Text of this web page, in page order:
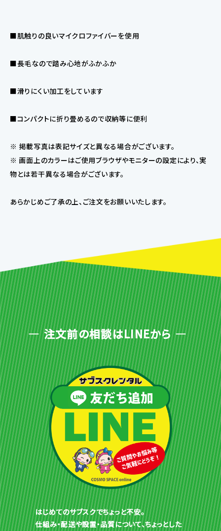
■肌触りの良いマイクロファイバーを使用
■長毛なので踏み心地がふかふか
■滑りにくい加工をしています
■コンパクトに折り畳めるので収納等に便利
※ 掲載写真は表記サイズと異なる場合がございます。
※ 画面上のカラーはご使用ブラウザやモニターの設定により、実
物とは若干異なる場合がございます。
あらかじめご了承の上、ご注文をお願いいたします。
注文前の相談はLINEから
はじめてのサブスクでちょっと不安。
仕組み・配送や設置・品質について、ちょっとした